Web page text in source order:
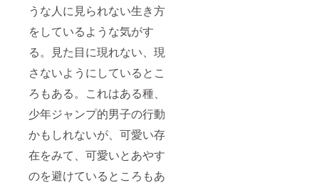
うな人に見られない生き方
をしているような気がす
る。見た目に現れない、現
さないようにしているとこ
ろもある。これはある種、
少年ジャンプ的男子の行動
かもしれないが、可愛い存
在をみて、可愛いとあやす
のを避けているところもあ